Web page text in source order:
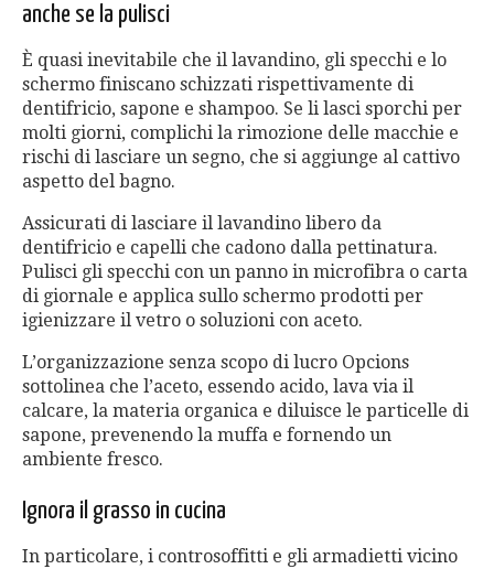
anche se la pulisci
È quasi inevitabile che il lavandino, gli specchi e lo
schermo finiscano schizzati rispettivamente di
dentifricio, sapone e shampoo. Se li lasci sporchi per
molti giorni, complichi la rimozione delle macchie e
rischi di lasciare un segno, che si aggiunge al cattivo
aspetto del bagno.
Assicurati di lasciare il lavandino libero da
dentifricio e capelli che cadono dalla pettinatura.
Pulisci gli specchi con un panno in microfibra o carta
di giornale e applica sullo schermo prodotti per
igienizzare il vetro o soluzioni con aceto.
L’organizzazione senza scopo di lucro Opcions
sottolinea che l’aceto, essendo acido, lava via il
calcare, la materia organica e diluisce le particelle di
sapone, prevenendo la muffa e fornendo un
ambiente fresco.
Ignora il grasso in cucina
In particolare, i controsoffitti e gli armadietti vicino